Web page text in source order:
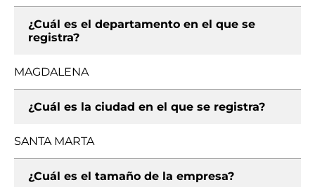
¿Cuál es el departamento en el que se
registra?
MAGDALENA
¿Cuál es la ciudad en el que se registra?
SANTA MARTA
¿Cuál es el tamaño de la empresa?